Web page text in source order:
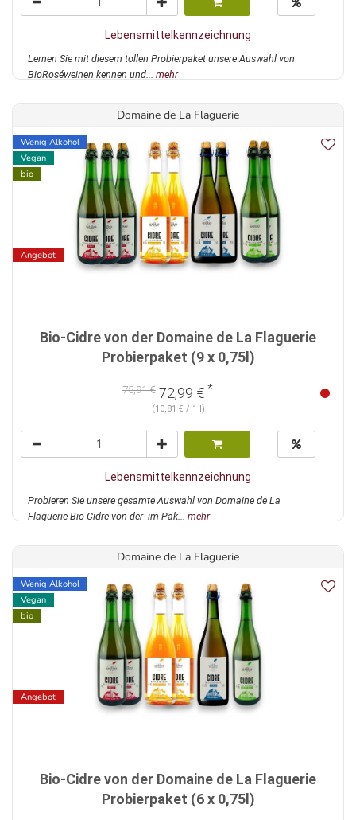
Lebensmittelkennzeichnung
Lernen Sie mit diesem tollen Probierpaket unsere Auswahl von
BioRoséweinen kennen und... mehr
Domaine de La Flaguerie
Wenig Alkohol
Vegan
bio
Angebot
Bio-Cidre von der Domaine de La Flaguerie
Probierpaket (9 x 0,75l)
75,91 € 72,99 € *
(10,81 € / 1 l)
Lebensmittelkennzeichnung
Probieren Sie unsere gesamte Auswahl von Domaine de La
Flaguerie Bio-Cidre von der im Pak... mehr
Domaine de La Flaguerie
Wenig Alkohol
Vegan
bio
Angebot
Bio-Cidre von der Domaine de La Flaguerie
Probierpaket (6 x 0,75l)